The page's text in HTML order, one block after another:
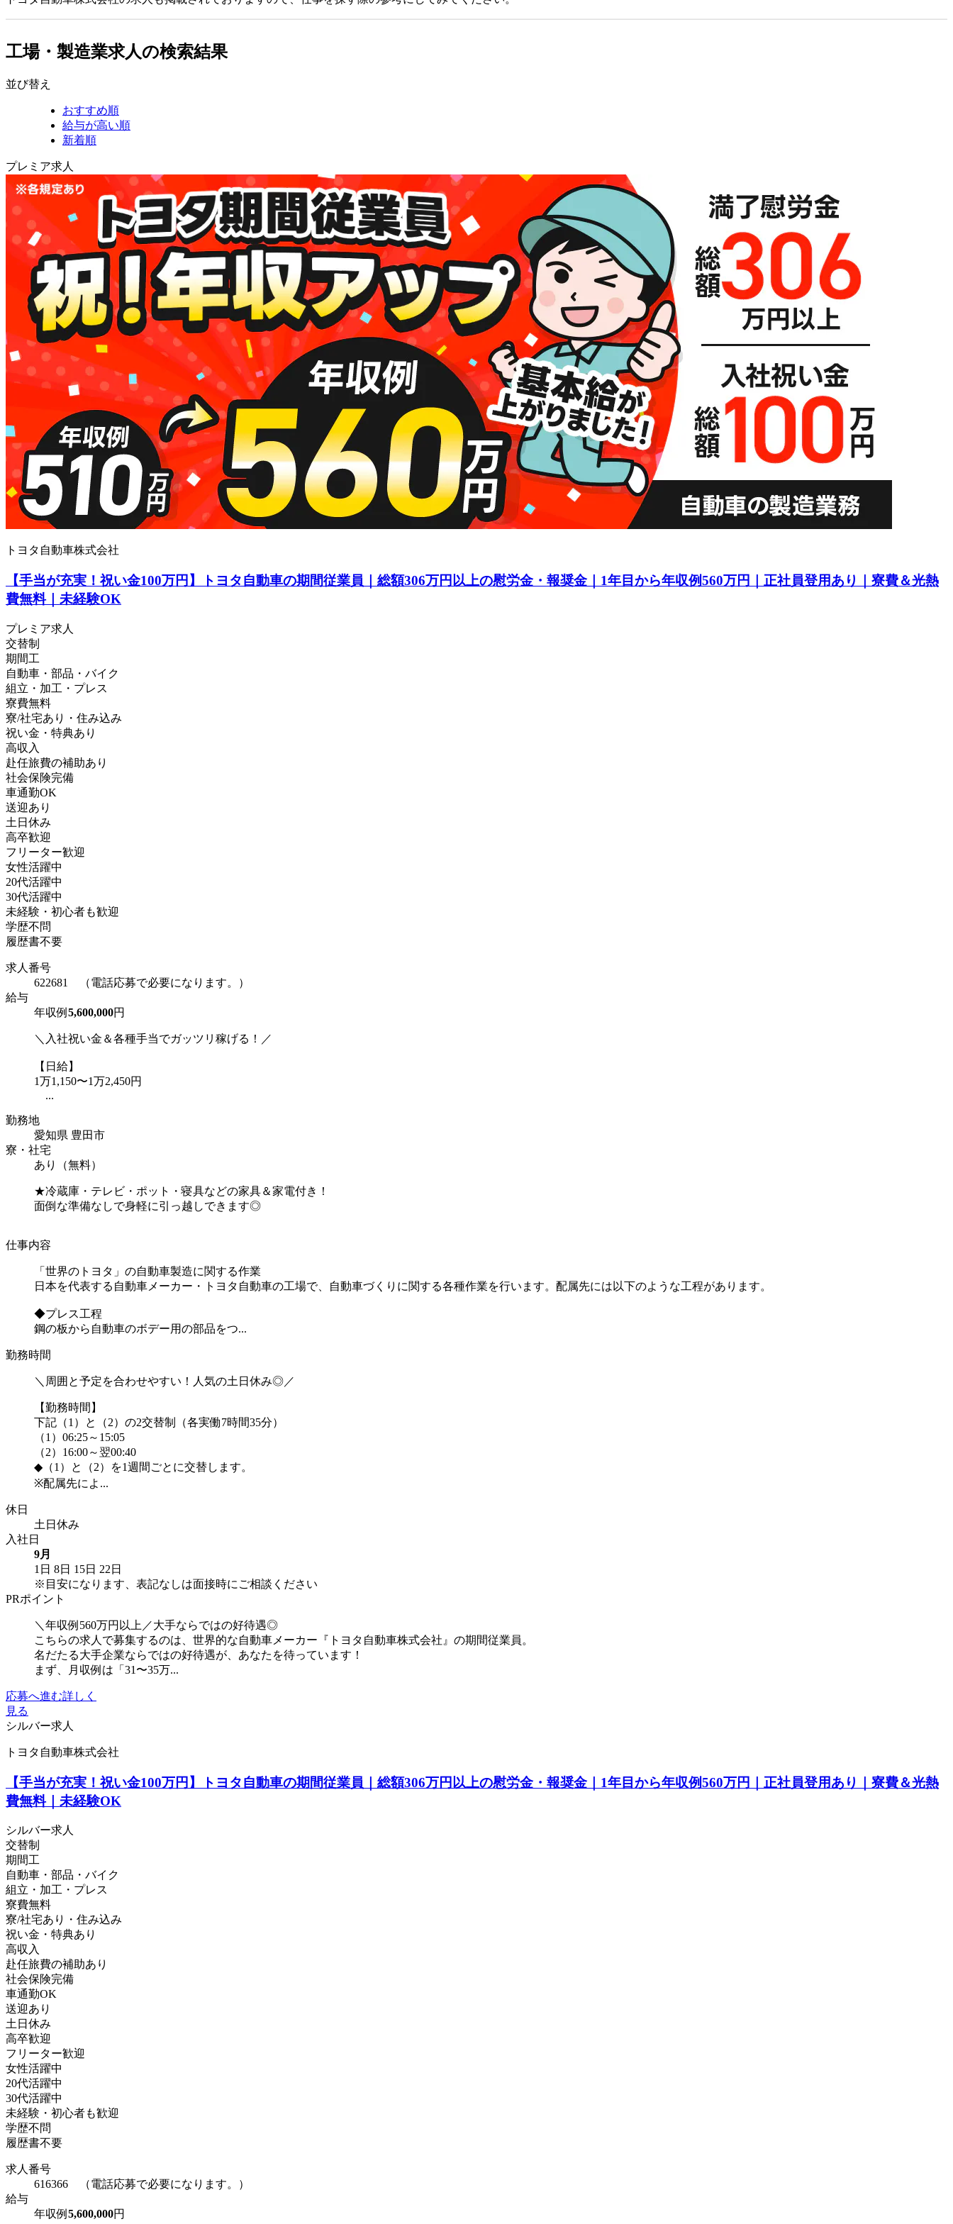
工場・製造業求人の検索結果
並び替え
おすすめ順
給与が高い順
新着順
プレミア求人
トヨタ自動車株式会社
【手当が充実！祝い金100万円】トヨタ自動車の期間従業員｜総額306万円以上の慰労金・報奨金｜1年目から年収例560万円｜正社員登用あり｜寮費＆光熱
費無料｜未経験OK
プレミア求人
交替制
期間工
自動車・部品・バイク
組立・加工・プレス
寮費無料
寮/社宅あり・住み込み
祝い金・特典あり
高収入
赴任旅費の補助あり
社会保険完備
車通勤OK
送迎あり
土日休み
高卒歓迎
フリーター歓迎
女性活躍中
20代活躍中
30代活躍中
未経験・初心者も歓迎
学歴不問
履歴書不要
求人番号
622681 （電話応募で必要になります。）
給与
年収例 5,600,000円
＼入社祝い金＆各種手当でガッツリ稼げる！／
【日給】
1万1,150〜1万2,450円
...
勤務地
愛知県 豊田市
寮・社宅
あり（無料）
★冷蔵庫・テレビ・ポット・寝具などの家具＆家電付き！
面倒な準備なしで身軽に引っ越しできます◎
仕事内容
「世界のトヨタ」の自動車製造に関する作業
日本を代表する自動車メーカー・トヨタ自動車の工場で、自動車づくりに関する各種作業を行います。配属先には以下のような工程があります。
◆プレス工程
鋼の板から自動車のボデー用の部品をつ...
勤務時間
＼周囲と予定を合わせやすい！人気の土日休み◎／
【勤務時間】
下記（1）と（2）の2交替制（各実働7時間35分）
（1）06:25～15:05
（2）16:00～翌00:40
◆（1）と（2）を1週間ごとに交替します。
※配属先によ...
休日
土日休み
入社日
9月
1日 8日 15日 22日
※目安になります、表記なしは面接時にご相談ください
PRポイント
＼年収例560万円以上／大手ならではの好待遇◎
こちらの求人で募集するのは、世界的な自動車メーカー『トヨタ自動車株式会社』の期間従業員。
名だたる大手企業ならではの好待遇が、あなたを待っています！
まず、月収例は「31〜35万...
応募へ進む詳しく
見る
シルバー求人
トヨタ自動車株式会社
【手当が充実！祝い金100万円】トヨタ自動車の期間従業員｜総額306万円以上の慰労金・報奨金｜1年目から年収例560万円｜正社員登用あり｜寮費＆光熱
費無料｜未経験OK
シルバー求人
交替制
期間工
自動車・部品・バイク
組立・加工・プレス
寮費無料
寮/社宅あり・住み込み
祝い金・特典あり
高収入
赴任旅費の補助あり
社会保険完備
車通勤OK
送迎あり
土日休み
高卒歓迎
フリーター歓迎
女性活躍中
20代活躍中
30代活躍中
未経験・初心者も歓迎
学歴不問
履歴書不要
求人番号
616366 （電話応募で必要になります。）
給与
年収例 5,600,000円